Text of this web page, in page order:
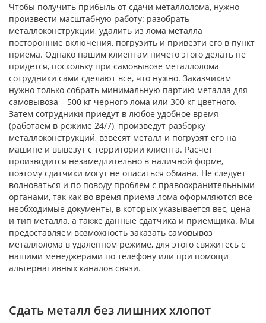
Чтобы получить прибыль от сдачи металлолома, нужно
произвести масштабную работу: разобрать
металлоконструкции, удалить из лома металла
посторонние включения, погрузить и привезти его в пункт
приема. Однако нашим клиентам ничего этого делать не
придется, поскольку при самовывозе металлолома
сотрудники сами сделают все, что нужно. Заказчикам
нужно только собрать минимальную партию металла для
самовывоза – 500 кг черного лома или 300 кг цветного.
Затем сотрудники приедут в любое удобное время
(работаем в режиме 24/7), произведут разборку
металлоконструкций, взвесят металл и погрузят его на
машине и вывезут с территории клиента. Расчет
производится незамедлительно в наличной форме,
поэтому сдатчики могут не опасаться обмана. Не следует
волноваться и по поводу проблем с правоохранительными
органами, так как во время приема лома оформляются все
необходимые документы, в которых указывается вес, цена
и тип металла, а также данные сдатчика и приемщика. Мы
предоставляем возможность заказать самовывоз
металлолома в удаленном режиме, для этого свяжитесь с
нашими менеджерами по телефону или при помощи
альтернативных каналов связи.
Сдать металл без лишних хлопот